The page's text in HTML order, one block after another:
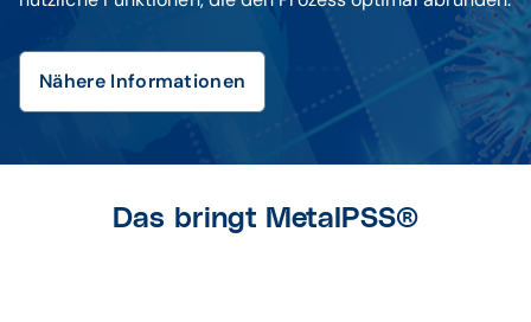
Nähere Informationen
Das bringt MetaIPSS®